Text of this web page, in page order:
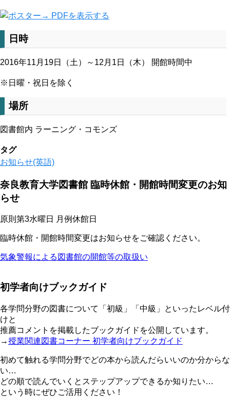
→ PDFを表示する
日時
2016年11月19日（土）～12月1日（木） 開館時間中
※日曜・祝日を除く
場所
図書館内 ラーニング・コモンズ
タグ
お知らせ(英語)
奈良教育大学図書館 臨時休館・開館時間変更のお知
らせ
原則第3水曜日 月例休館日
臨時休館・開館時間変更はお知らせをご確認ください。
気象警報による図書館の開館等の取扱い
初学者向けブックガイド
各学問分野の図書について「初級」「中級」といったレベル付
けと
推薦コメントを掲載したブックガイドを公開しています。
→授業関連図書コーナー 初学者向けブックガイド
初めて触れる学問分野でどの本から読んだらいいのか分からな
い…
どの順で読んでいくとステップアップできるか知りたい…
という時にぜひご活用ください！